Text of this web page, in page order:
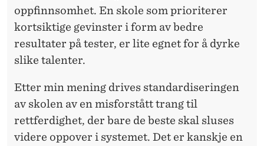
oppfinnsomhet. En skole som prioriterer
kortsiktige gevinster i form av bedre
resultater på tester, er lite egnet for å dyrke
slike talenter.
Etter min mening drives standardiseringen
av skolen av en misforstått trang til
rettferdighet, der bare de beste skal sluses
videre oppover i systemet. Det er kanskje en